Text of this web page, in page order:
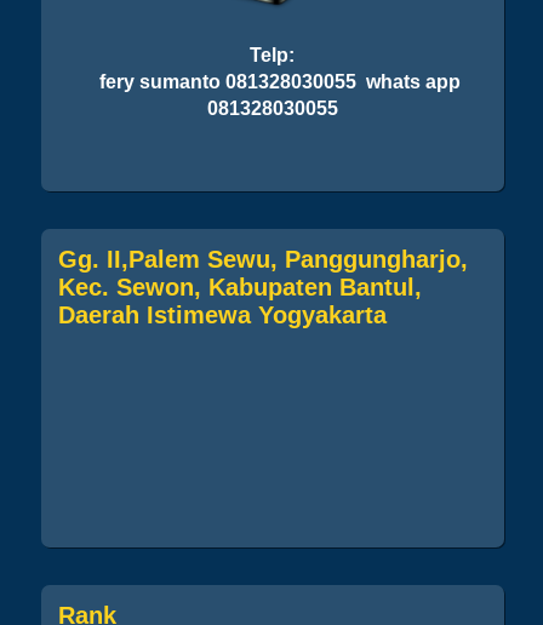
Telp:
fery sumanto 081328030055 whats app
081328030055
Gg. II,Palem Sewu, Panggungharjo,
Kec. Sewon, Kabupaten Bantul,
Daerah Istimewa Yogyakarta
Rank